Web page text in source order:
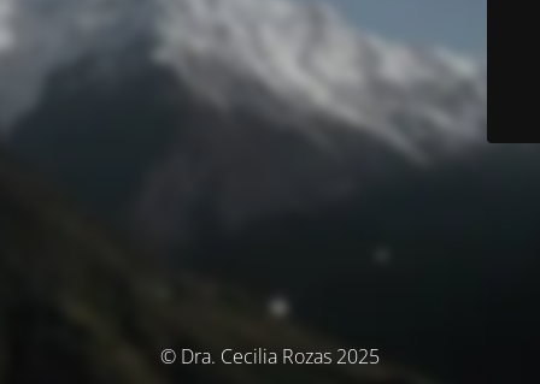
© Dra. Cecilia Rozas 2025